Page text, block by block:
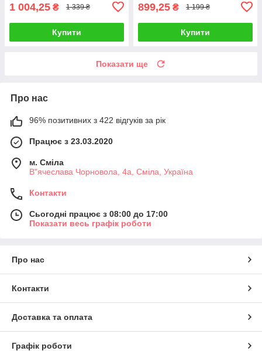
1 004,25 ₴ 1 339 ₴
Купити
899,25 ₴ 1 199 ₴
Купити
Показати ще
Про нас
96% позитивних з 422 відгуків за рік
Працює з 23.03.2020
м. Сміла
В"ячеслава Чорновола, 4а, Сміла, Україна
Контакти
Сьогодні працює з 08:00 до 17:00
Показати весь графік роботи
Про нас
Контакти
Доставка та оплата
Графік роботи